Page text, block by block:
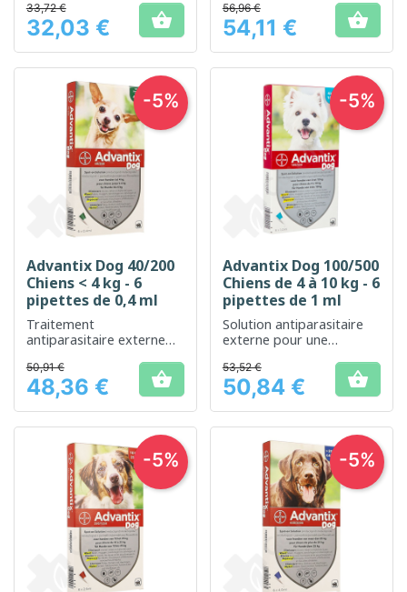
Prix
33,72 €
32,03 €  Prix
56,96 €
54,11 € 
Advantix Dog 40/200
Chiens < 4 kg - 6
pipettes de 0,4 ml
Traitement
antiparasitaire externe
Prix
50,91 €
48,36 € 
-5%
Advantix Dog 100/500
Chiens de 4 à 10 kg - 6
pipettes de 1 ml
Solution antiparasitaire
externe pour une
contre les puces et
tiques.
Prix
53,52 €
50,84 € 
-5%
-5% -5%